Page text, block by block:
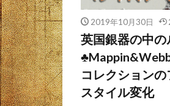
2019年10月30日
英国銀器の中
コレクション
スタイル変化